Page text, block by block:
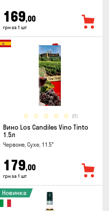
169,00
грн за 1 шт
(0)
Вино Los Candiles Vino Tinto
1.5л
Червоне, Сухе, 11.5°
179,00
грн за 1 шт
Новинка